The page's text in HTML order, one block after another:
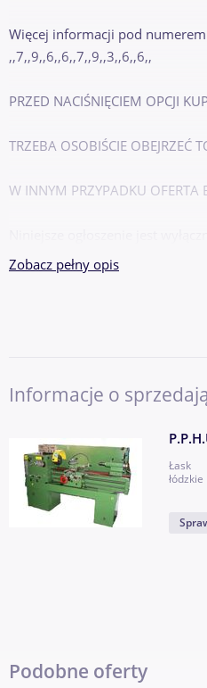
Więcej informacji pod
,,7,,9,,6,,6,,7,,9,,3,,6,,6,,
PRZED NACIŚNIĘCIEM OPCJI
TRZEBA OSOBIŚCIE OBEJRZEĆ
W INNYM PRZYPADKU OFERTA
Zobacz pełny opis
Informacje o
Łask
łódzkie
Podobne oferty